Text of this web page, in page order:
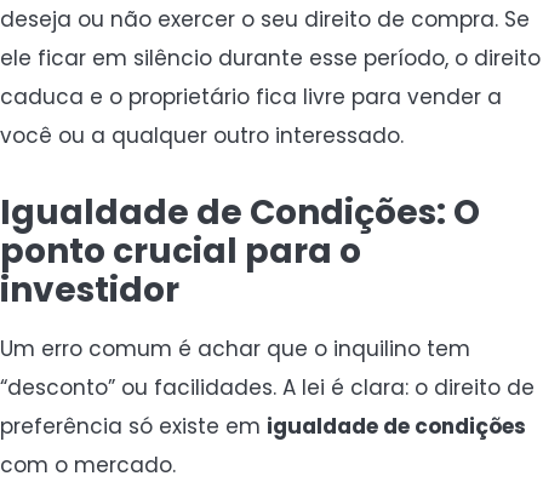
deseja ou não exercer o seu direito de compra. Se
ele ficar em silêncio durante esse período, o direito
caduca e o proprietário fica livre para vender a
você ou a qualquer outro interessado.
Igualdade de Condições: O
ponto crucial para o
investidor
Um erro comum é achar que o inquilino tem
“desconto” ou facilidades. A lei é clara: o direito de
preferência só existe em igualdade de condições
com o mercado.